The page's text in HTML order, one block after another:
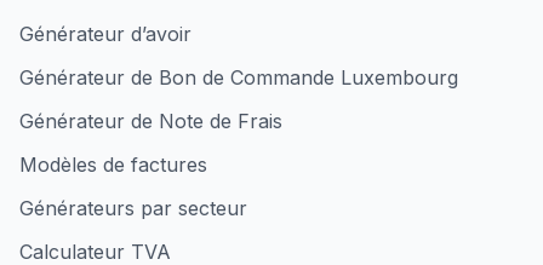
Générateur d’avoir
Générateur de Bon de Commande Luxembourg
Générateur de Note de Frais
Modèles de factures
Générateurs par secteur
Calculateur TVA